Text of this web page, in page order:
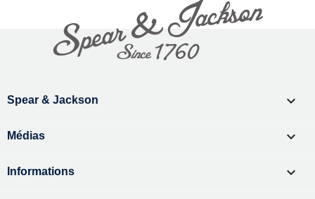
Spear & Jackson 
Médias 
Informations 